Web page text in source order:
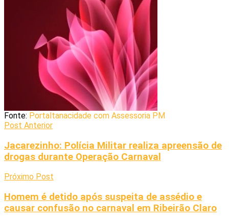
Fonte: Portaltanacidade com Assessoria PM
Post Anterior
Jacarezinho: Polícia Militar realiza apreensão de
drogas durante Operação Carnaval
Próximo Post
Homem é detido após suspeita de assédio e
causar confusão no carnaval em Ribeirão Claro